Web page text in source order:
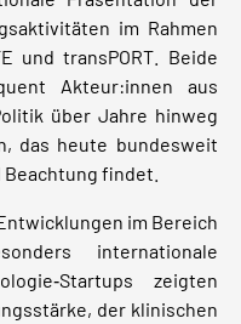
im Rahmen
und transPORT. Beide
Akteur:innen aus
über Jahre hinweg
das heute bundesweit
findet.
im Bereich
internationale
zeigten
der klinischen